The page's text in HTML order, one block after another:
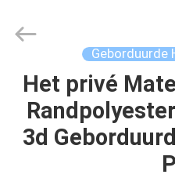
HUIS
PRODUCTEN
Reserved.
Geborduurde
Het privé
3d